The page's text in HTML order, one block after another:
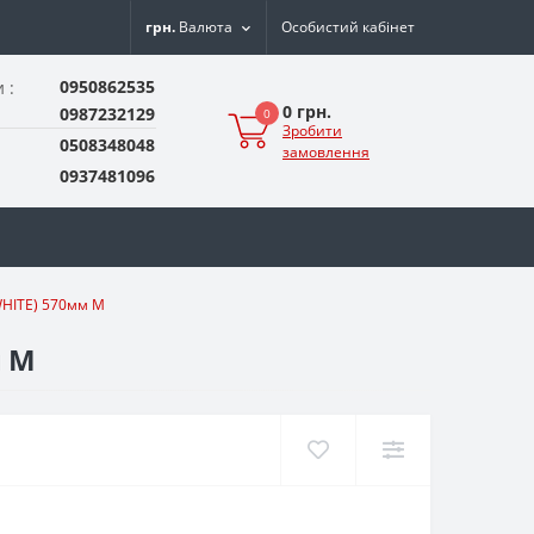
грн. Валюта Особистий кабінет
:
0950862535
0987232129
0508348048
0937481096
0 0 грн.
Зробити
замовлення
570мм M
M